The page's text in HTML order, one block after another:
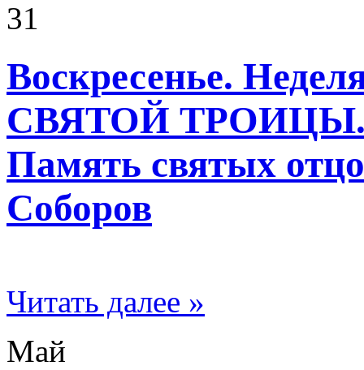
31
Воскресенье.
СВЯТОЙ
Память святых
Соборов
Читать далее »
Май